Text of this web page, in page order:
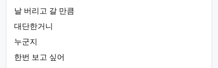
날 버리고 갈 만큼
대단한거니
누군지
한번 보고 싶어